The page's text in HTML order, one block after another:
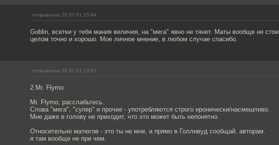
отправлено 20.07.01 15:44
Goblin, всетки у тебя мания величия, на "мега" явно не тянет. Маты вообще не
целом точно и хорошо. Мое личное мнение, в любом случае спасибо.
отправлено 20.07.01 15:57
2 Mr. Flymo
Mr. Flymo, расслабьтесь.
Слова "мега", "супер" и прочее - употребляются строго иронически/насмешливо.
Мне даже в голову не приходит, что это может быть непонятно.
Относительно матюгов - это ты не мне, а прямо в Голливуд сообщай, авторам.
я там вообще не при чем.